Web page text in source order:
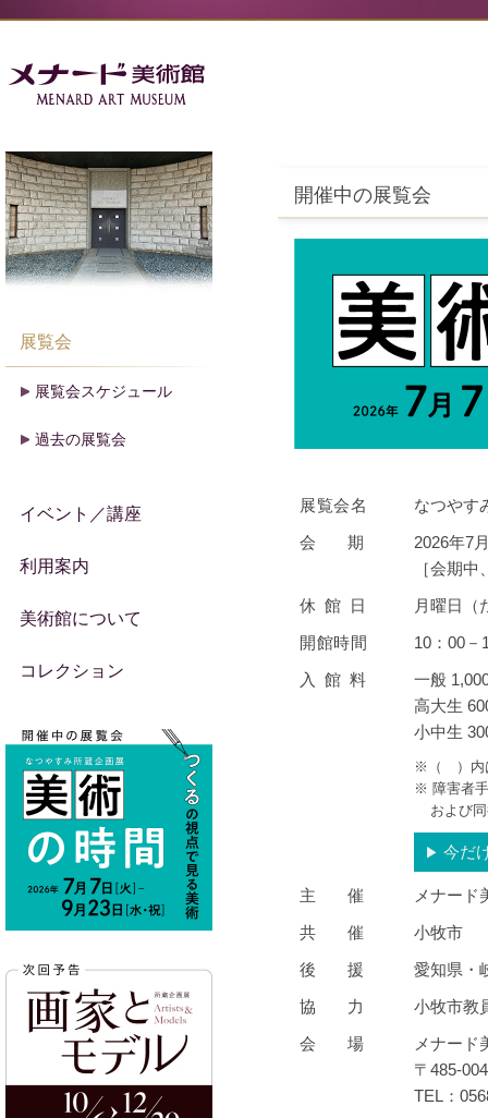
開催中の展覧会
展覧会名
なつやす
会期
2026年7
［会期
休館日
月曜日（
開館時間
10：00－
入館料
一般
高大生
小中生
※（ ）内
※ 障害者
および
▶︎ 今だ
主催
メナード
共催
小牧市
後援
愛知県・
協力
小牧市教
会場
メナード
〒485-
TEL：
展覧会
展覧会スケジュール
過去の展覧会
イベント／講座
利用案内
美術館について
コレクション